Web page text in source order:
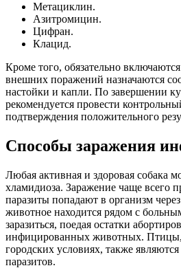
Метациклин.
Азитромицин.
Цифран.
Клацид.
Кроме того, обязательно
внешних поражений назначаются
настойки и капли. По завершении
рекомендуется провести
подтверждения положительного
Способы заражения
Любая активная и здоровая собака
хламидиоза. Заражение чаще всего
паразиты попадают в организм
животное находится рядом с
заразиться, поедая остатки
инфицированных животных. Птицы,
городских условиях, также
паразитов.